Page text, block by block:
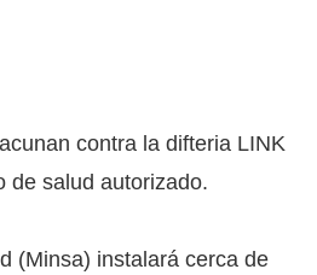
contra la difteria LINK
de salud autorizado.
(Minsa) instalará cerca de